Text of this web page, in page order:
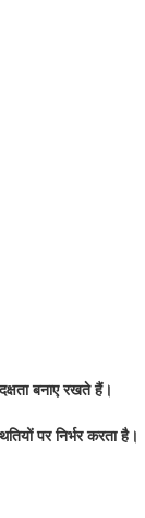
बनाए रखते हैं।
पर निर्भर करता है।